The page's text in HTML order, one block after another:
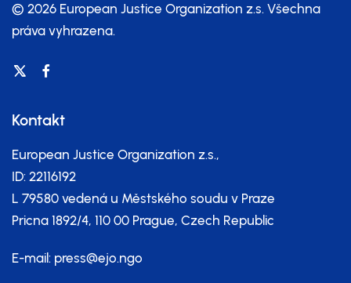
© 2026 European Justice Organization z.s. Všechna
práva vyhrazena.
Kontakt
European Justice Organization z.s.,
ID: 22116192
L 79580 vedená u Městského soudu v Praze
Pricna 1892/4, 110 00 Prague, Czech Republic
E-mail: press@ejo.ngo